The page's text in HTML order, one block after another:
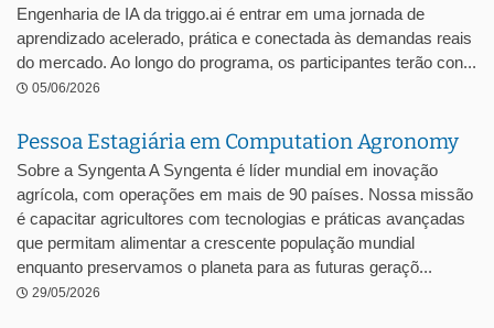
Engenharia de IA da triggo.ai é entrar em uma jornada de
aprendizado acelerado, prática e conectada às demandas reais
do mercado. Ao longo do programa, os participantes terão con...
05/06/2026
Pessoa Estagiária em Computation Agronomy
Sobre a Syngenta A Syngenta é líder mundial em inovação
agrícola, com operações em mais de 90 países. Nossa missão
é capacitar agricultores com tecnologias e práticas avançadas
que permitam alimentar a crescente população mundial
enquanto preservamos o planeta para as futuras geraçõ...
29/05/2026